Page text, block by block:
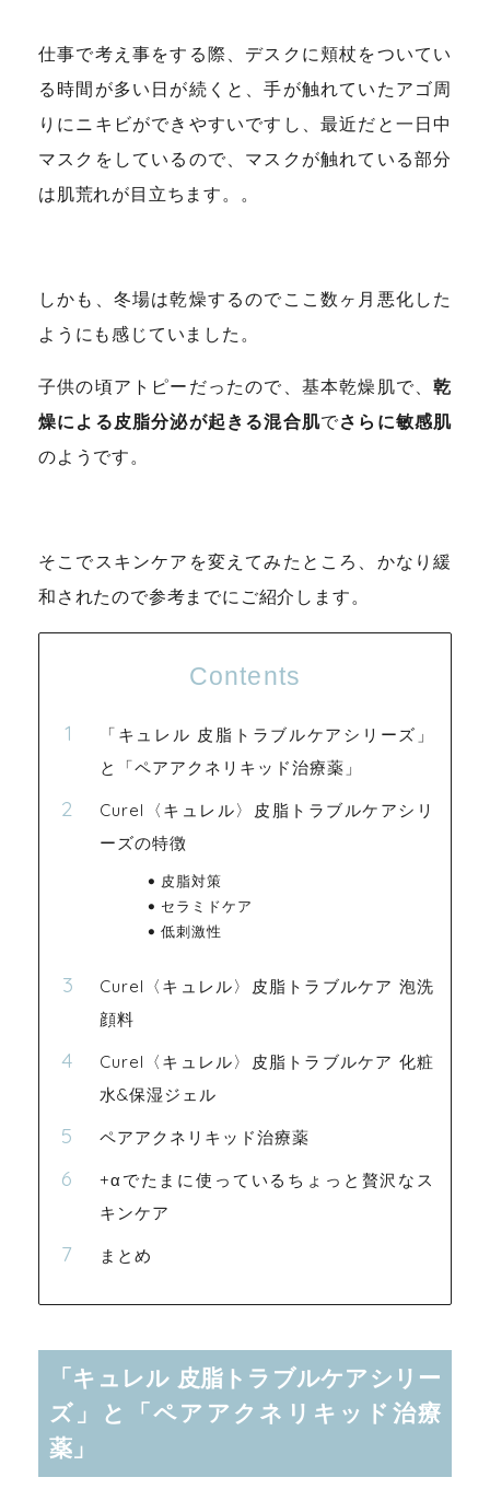
仕事で考え事をする際、デスクに頬杖をついてい
る時間が多い日が続くと、手が触れていたアゴ周
りにニキビができやすいですし、最近だと一日中
マスクをしているので、マスクが触れている部分
は肌荒れが目立ちます。。
しかも、冬場は乾燥するのでここ数ヶ月悪化した
ようにも感じていました。
子供の頃アトピーだったので、基本乾燥肌で、乾
燥による皮脂分泌が起きる混合肌でさらに敏感肌
のようです。
そこでスキンケアを変えてみたところ、かなり緩
和されたので参考までにご紹介します。
Contents
「キュレル 皮脂トラブルケアシリーズ」
と「ペアアクネリキッド治療薬」
Curel〈キュレル〉皮脂トラブルケアシリ
ーズの特徴
皮脂対策
セラミドケア
低刺激性
Curel〈キュレル〉皮脂トラブルケア 泡洗
顔料
Curel〈キュレル〉皮脂トラブルケア 化粧
水&保湿ジェル
ペアアクネリキッド治療薬
+αでたまに使っているちょっと贅沢なス
キンケア
まとめ
「キュレル 皮脂トラブルケアシリー
ズ」と「ペアアクネリキッド治療
薬」